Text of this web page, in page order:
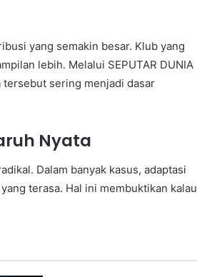
yang semakin besar. Klub yang
lebih. Melalui SEPUTAR DUNIA
tersebut sering menjadi dasar
Nyata
Dalam banyak kasus, adaptasi
terasa. Hal ini membuktikan kalau